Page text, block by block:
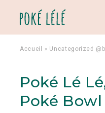
Accueil » Uncategorized
Poké Lé
Poké Bowl